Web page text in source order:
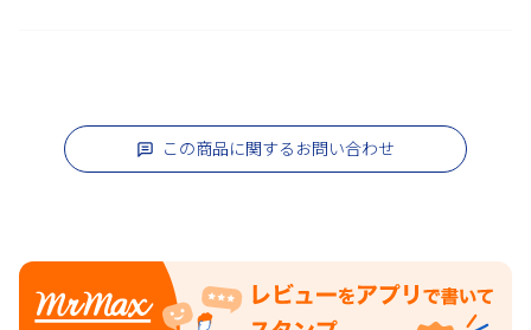
この商品に関するお問い合わせ